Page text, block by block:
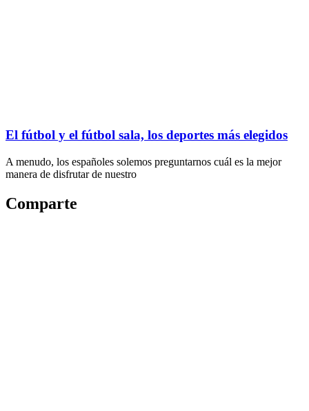
El fútbol y el fútbol sala, los deportes más elegidos
A menudo, los españoles solemos preguntarnos cuál es la mejor
manera de disfrutar de nuestro
Comparte